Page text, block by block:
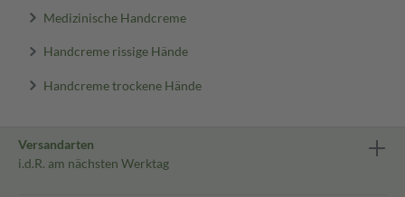
Medizinische Handcreme
Handcreme rissige Hände
Handcreme trockene Hände
Versandarten
i.d.R. am nächsten Werktag